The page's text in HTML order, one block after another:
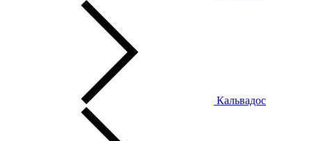
Кальвадос